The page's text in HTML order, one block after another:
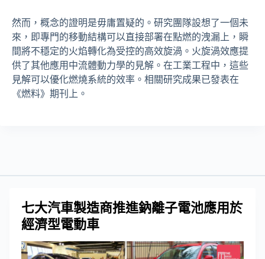
然而，概念的證明是毋庸置疑的。研究團隊設想了一個未
來，即專門的移動結構可以直接部署在點燃的洩漏上，瞬
間將不穩定的火焰轉化為受控的高效旋渦。火旋渦效應提
供了其他應用中流體動力學的見解。在工業工程中，這些
見解可以優化燃燒系統的效率。相關研究成果已發表在
《燃料》期刊上。
七大汽車製造商推進鈉離子電池應用於
經濟型電動車